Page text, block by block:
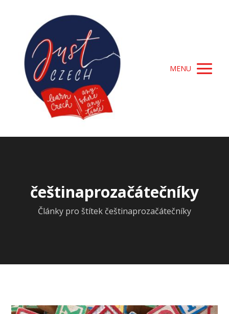
MENU
češtinaprozačátečníky
Články pro štítek češtinaprozačátečníky